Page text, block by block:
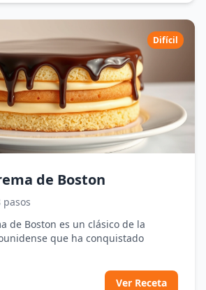
Difícil
de Boston
pasos
de Boston es un clásico de la
que ha conquistado
Ver Receta